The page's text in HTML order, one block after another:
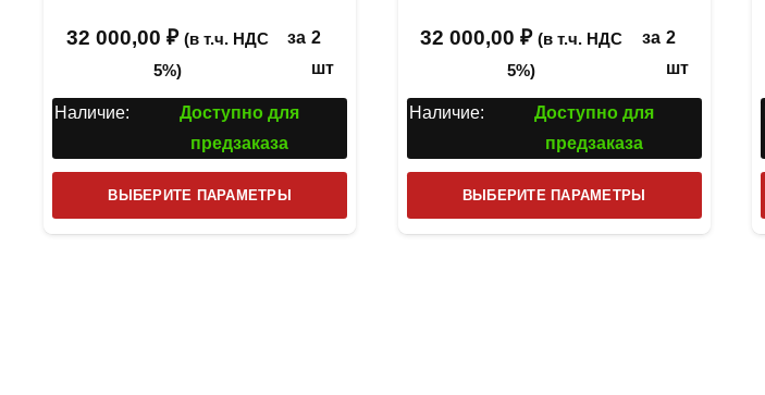
32 000,00 ₽ (в т.ч. НДС
5%)
за 2
шт
Наличие:
Доступно для
предзаказа
ВЫБЕРИТЕ ПАРАМЕТРЫ
товар
32 000,00₽ (в т.ч. НДС
5%)
за 2
шт
Наличие:
Доступно для
предзаказа
ВЫБЕРИТЕ ПАРАМЕТРЫ
товар